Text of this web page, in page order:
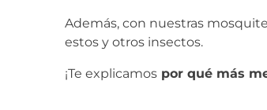
Además, con nuestras
estos y otros insectos.
¡Te explicamos por qué más